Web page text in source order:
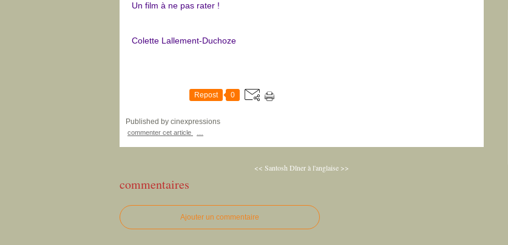
Un film à ne pas rater !
Colette Lallement-Duchoze
Repost 0
Published by cinexpressions
commenter cet article
<< Santosh Dîner à l'anglaise >>
commentaires
Ajouter un commentaire